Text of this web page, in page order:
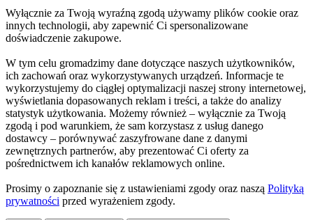
Wyłącznie za Twoją wyraźną zgodą używamy plików cookie oraz
innych technologii, aby zapewnić Ci spersonalizowane
doświadczenie zakupowe.
W tym celu gromadzimy dane dotyczące naszych użytkowników,
ich zachowań oraz wykorzystywanych urządzeń. Informacje te
wykorzystujemy do ciągłej optymalizacji naszej strony internetowej,
wyświetlania dopasowanych reklam i treści, a także do analizy
statystyk użytkowania. Możemy również – wyłącznie za Twoją
zgodą i pod warunkiem, że sam korzystasz z usług danego
dostawcy – porównywać zaszyfrowane dane z danymi
zewnętrznych partnerów, aby prezentować Ci oferty za
pośrednictwem ich kanałów reklamowych online.
Prosimy o zapoznanie się z ustawieniami zgody oraz naszą Polityką
prywatności przed wyrażeniem zgody.